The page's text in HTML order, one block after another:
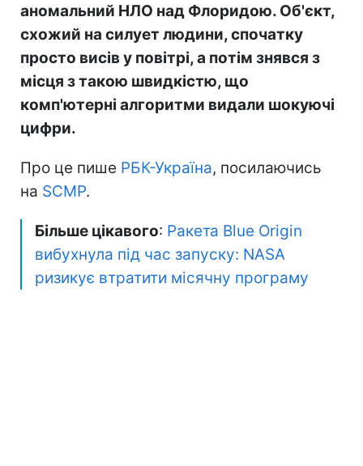
аномальний НЛО над Флоридою. Об'єкт,
схожий на силует людини, спочатку
просто висів у повітрі, а потім знявся з
місця з такою швидкістю, що
комп'ютерні алгоритми видали шокуючі
цифри.
Про це пише РБК-Україна, посилаючись
на SCMP.
Більше цікавого: Ракета Blue Origin
вибухнула під час запуску: NASA
ризикує втратити місячну програму